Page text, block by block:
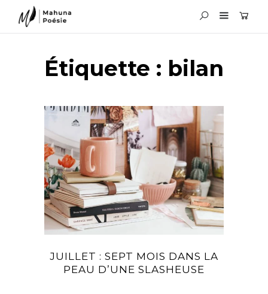
Étiquette : bilan
JUILLET : SEPT MOIS DANS LA
PEAU D’UNE SLASHEUSE